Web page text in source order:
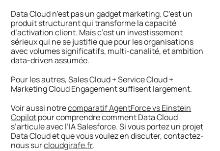
Data Cloud n’est pas un gadget marketing. C’est un
produit structurant qui transforme la capacité
d’activation client. Mais c’est un investissement
sérieux qui ne se justifie que pour les organisations
avec volumes significatifs, multi-canalité, et ambition
data-driven assumée.
Pour les autres, Sales Cloud + Service Cloud +
Marketing Cloud Engagement suffisent largement.
Voir aussi notrecomparatif AgentForce vs Einstein
Copilotpour comprendre comment Data Cloud
s’articule avec l’IA Salesforce. Si vous portez un projet
Data Cloud et que vous voulez en discuter, contactez-
nous surcloudgirafe.fr.